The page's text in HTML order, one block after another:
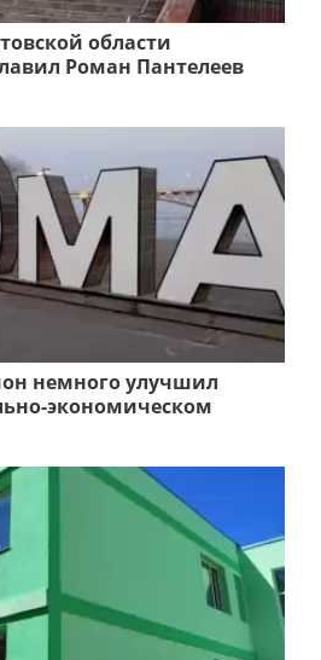
области
Роман Пантелеев
немного улучшил
экономическом